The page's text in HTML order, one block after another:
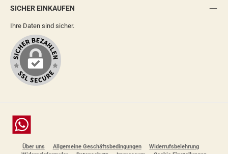
SICHER EINKAUFEN
Ihre Daten sind sicher.
Chat
Über uns Allgemeine Geschäftsbedingungen
Widerrufsbelehrung